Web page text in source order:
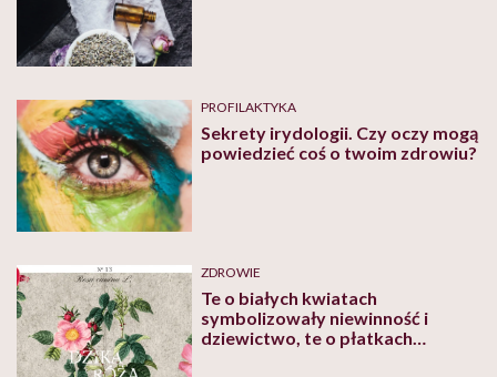
PROFILAKTYKA
Sekrety irydologii. Czy oczy mogą
powiedzieć coś o twoim zdrowiu?
ZDROWIE
Te o białych kwiatach
symbolizowały niewinność i
dziewictwo, te o płatkach